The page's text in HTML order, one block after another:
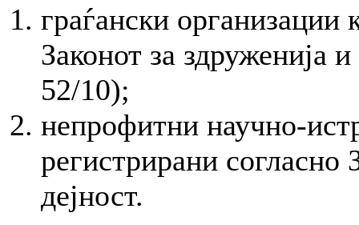
граѓански организации
Законот за здруженија
52/10);
непрофитни научно-
регистрирани согласно
дејност.